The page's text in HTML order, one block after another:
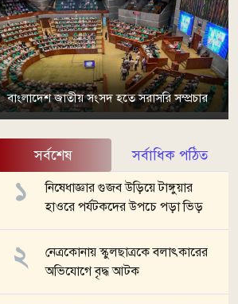
বাংলাদেশ জাতীয় সংসদ হতে সরাসরি সম্প্রচার
সর্বশেষ সর্বাধিক পঠিত
নিষেধাজ্ঞার গুজব উড়িয়ে টাঙ্গুয়ার
হাওরে পর্যটকদের উপচে পড়া ভিড়
নেত্রকোনায় স্কুলছাত্রকে বলাৎকারের
অভিযোগে বৃদ্ধ আটক